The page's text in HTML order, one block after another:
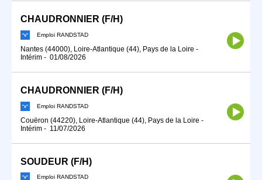
CHAUDRONNIER (F/H)
Emploi RANDSTAD
Nantes (44000), Loire-Atlantique (44), Pays de la Loire -
Intérim - 01/08/2026
CHAUDRONNIER (F/H)
Emploi RANDSTAD
Couëron (44220), Loire-Atlantique (44), Pays de la Loire -
Intérim - 11/07/2026
SOUDEUR (F/H)
Emploi RANDSTAD